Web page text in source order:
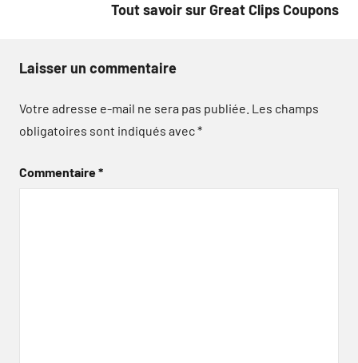
Tout savoir sur Great Clips Coupons
Laisser un commentaire
Votre adresse e-mail ne sera pas publiée. Les champs
obligatoires sont indiqués avec*
Commentaire*